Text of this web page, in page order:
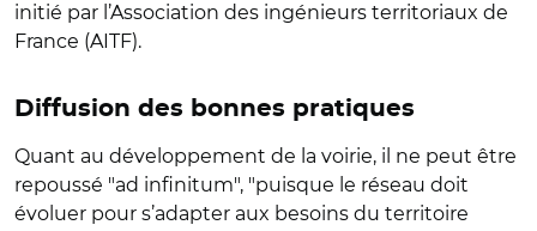
initié par l’Association des ingénieurs territoriaux de
France (AITF).
Diffusion des bonnes pratiques
Quant au développement de la voirie, il ne peut être
repoussé "ad infinitum", "puisque le réseau doit
évoluer pour s’adapter aux besoins du territoire